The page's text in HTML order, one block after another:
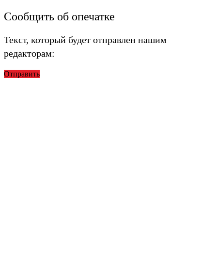
Сообщить об опечатке
Текст, который будет отправлен нашим
редакторам:
Отправить